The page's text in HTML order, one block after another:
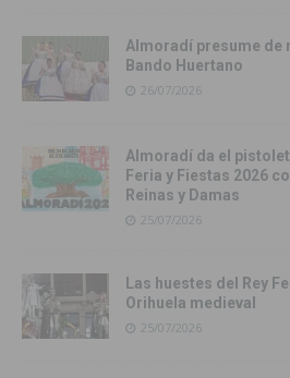
Almoradí presume de
Bando Huertano
26/07/2026
Almoradí da el
Feria y Fiestas 2026
Reinas y Damas
25/07/2026
Las huestes del Rey
Orihuela medieval
25/07/2026